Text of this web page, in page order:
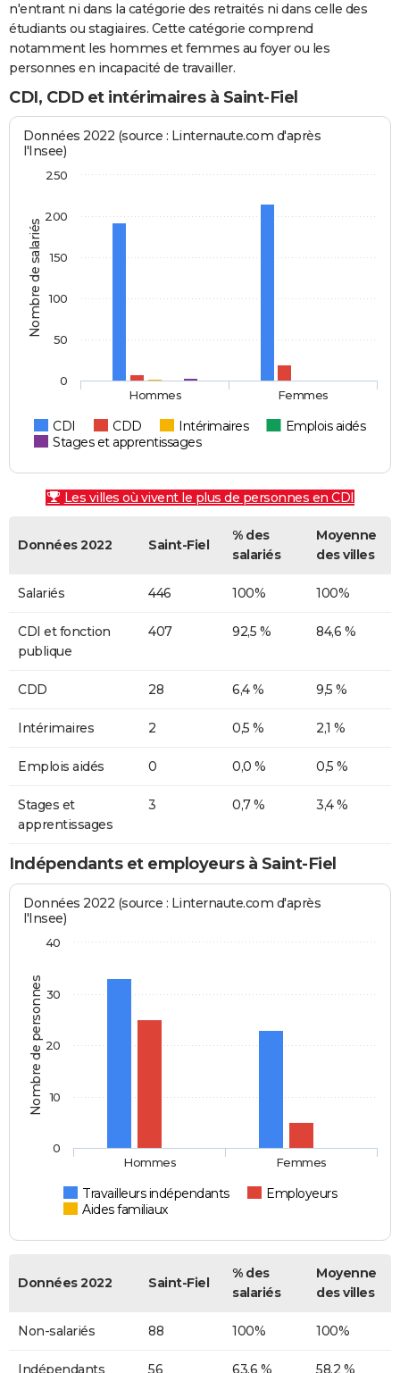
n'entrant ni dans la catégorie des retraités ni dans celle des
étudiants ou stagiaires. Cette catégorie comprend
notamment les hommes et femmes au foyer ou les
personnes en incapacité de travailler.
CDI, CDD et intérimaires à Saint-Fiel
Nombre de salariés
Données 2022 (source : Linternaute.com d'après
l'Insee)
CDI CDD Intérimaires
Emplois aidés
Stages et apprentissages
Hommes Femmes
0
50
100
150
200
250
Les villes où vivent le plus de personnes en CDI
Données 2022 Saint-Fiel
% des
salariés
Moyenne
des villes
Salariés 446 100% 100%
CDI et fonction
publique
407 92,5 % 84,6 %
CDD 28 6,4 % 9,5 %
Intérimaires 2 0,5 % 2,1 %
Emplois aidés 0 0,0 % 0,5 %
Stages et
apprentissages
3 0,7 % 3,4 %
Indépendants et employeurs à Saint-Fiel
Nombre de personnes
Données 2022 (source : Linternaute.com d'après
l'Insee)
Travailleurs indépendants
Employeurs
Aides familiaux
Hommes Femmes
0
10
20
30
40
Données 2022 Saint-Fiel
% des
salariés
Moyenne
des villes
Non-salariés 88 100% 100%
Indépendants 56 63,6 % 58,2 %